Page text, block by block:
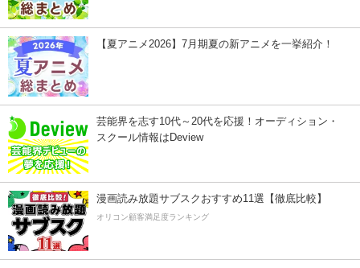
【夏アニメ2026】7月期夏の新アニメを一挙紹介！
芸能界を志す10代～20代を応援！オーディション・
スクール情報はDeview
漫画読み放題サブスクおすすめ11選【徹底比較】
オリコン顧客満足度ランキング